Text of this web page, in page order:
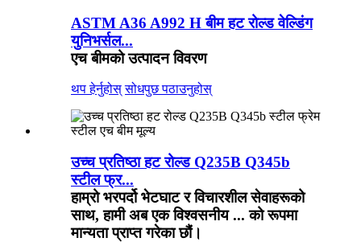
ASTM A36 A992 H बीम हट रोल्ड वेल्डिंग
युनिभर्सल...
एच बीमको उत्पादन विवरण
थप हेर्नुहोस् सोधपुछ पठाउनुहोस्
उच्च प्रतिष्ठा हट रोल्ड Q235B Q345b
स्टील फ्र...
हाम्रो भरपर्दो भेटघाट र विचारशील सेवाहरूको
साथ, हामी अब एक विश्वसनीय ... को रूपमा
मान्यता प्राप्त गरेका छौं।